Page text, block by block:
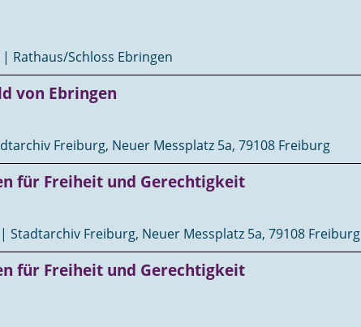
Rathaus/Schloss Ebringen
von Ebringen
Freiburg, Neuer Messplatz 5a, 79108 Freiburg
für Freiheit und Gerechtigkeit
Freiburg, Neuer Messplatz 5a, 79108 Freiburg
für Freiheit und Gerechtigkeit